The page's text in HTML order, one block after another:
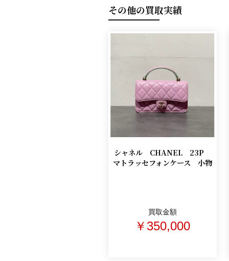
その他の買取実績
シャネル CHANEL 23P
マトラッセフォンケース 小物
買取金額
￥350,000